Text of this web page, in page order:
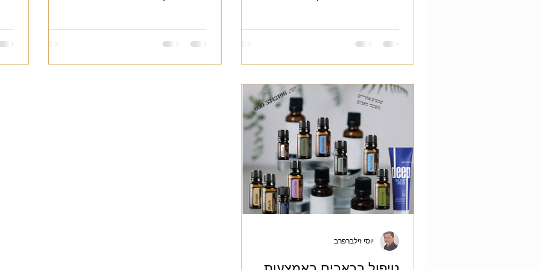
משכך כאבים ונוגד דלקות ובטיפול יומיומי
יוסי זילברפרב